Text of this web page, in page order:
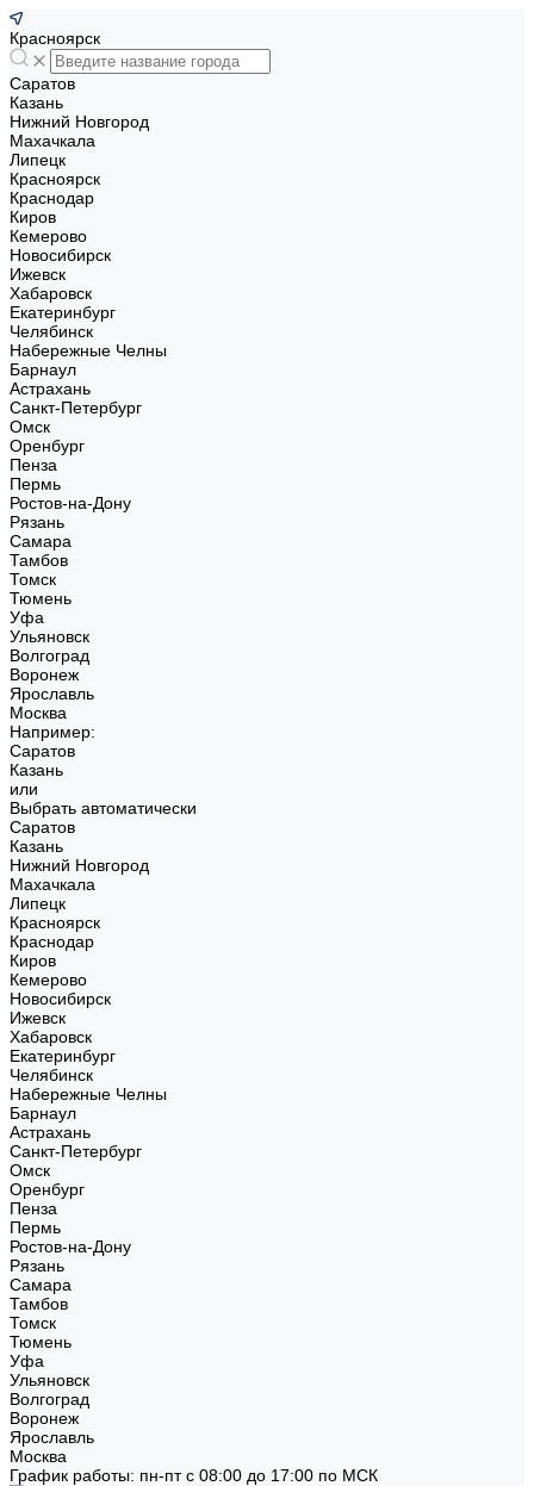
Красноярск
Саратов
Казань
Нижний Новгород
Махачкала
Липецк
Красноярск
Краснодар
Киров
Кемерово
Новосибирск
Ижевск
Хабаровск
Екатеринбург
Челябинск
Набережные Челны
Барнаул
Астрахань
Санкт-Петербург
Омск
Оренбург
Пенза
Пермь
Ростов-на-Дону
Рязань
Самара
Тамбов
Томск
Тюмень
Уфа
Ульяновск
Волгоград
Воронеж
Ярославль
Москва
Например:
Саратов
Казань
или
Выбрать автоматически
Саратов
Казань
Нижний Новгород
Махачкала
Липецк
Красноярск
Краснодар
Киров
Кемерово
Новосибирск
Ижевск
Хабаровск
Екатеринбург
Челябинск
Набережные Челны
Барнаул
Астрахань
Санкт-Петербург
Омск
Оренбург
Пенза
Пермь
Ростов-на-Дону
Рязань
Самара
Тамбов
Томск
Тюмень
Уфа
Ульяновск
Волгоград
Воронеж
Ярославль
Москва
График работы: пн-пт с 08:00 до 17:00 по МСК